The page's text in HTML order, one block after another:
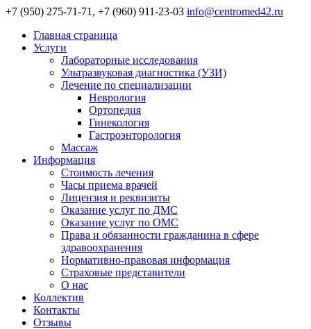
+7 (950) 275-71-71, +7 (960) 911-23-03 info@centromed42.ru
Главная страница
Услуги
Лабораторные исследования
Ультразвуковая диагностика (УЗИ)
Лечение по специализации
Неврология
Ортопедия
Гинекология
Гастроэнторология
Массаж
Информация
Стоимость лечения
Часы приема врачей
Лицензия и реквизиты
Оказание услуг по ДМС
Оказание услуг по ОМС
Права и обязанности гражданина в сфере
здравоохранения
Нормативно-правовая информация
Страховые представители
О нас
Коллектив
Контакты
Отзывы